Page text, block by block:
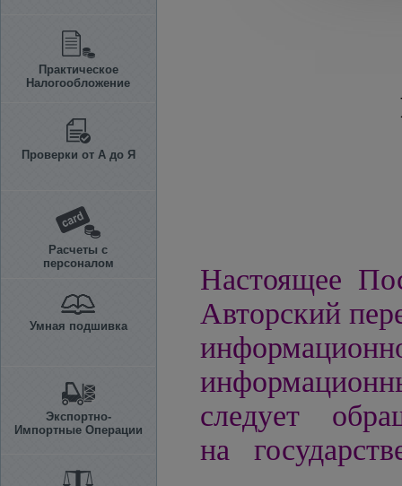
Практическое
Налогообложение
Проверки от А до Я
Расчеты с
персоналом
Умная подшивка
Экспортно-
Импортные Операции
Настоящее
Авторский
следует
на